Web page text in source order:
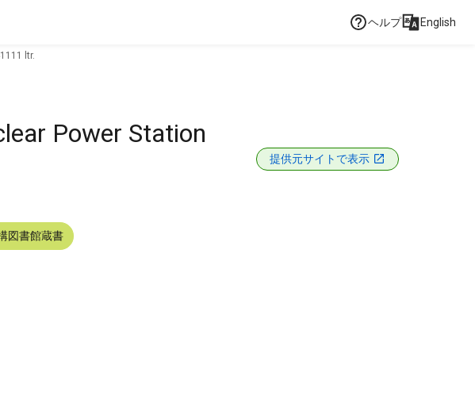
ヘルプ English
ltr.
Power Station
提供元サイトで表示
図書館蔵書